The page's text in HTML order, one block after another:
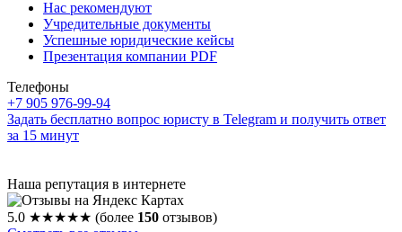
Нас рекомендуют
Учредительные документы
Успешные юридические кейсы
Презентация компании PDF
Телефоны
+7 905 976-99-94
Задать бесплатно вопрос юристу в Telegram и получить ответ
за 15 минут
Наша репутация в интернете
5.0 ★★★★★ (более 150 отзывов)